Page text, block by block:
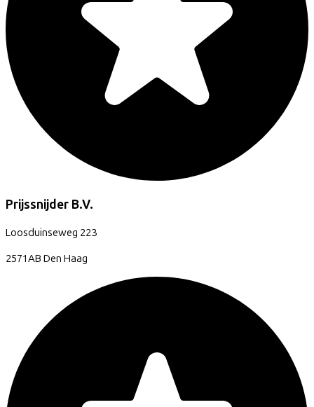
Prijssnijder B.V.
Loosduinseweg 223
2571AB Den Haag